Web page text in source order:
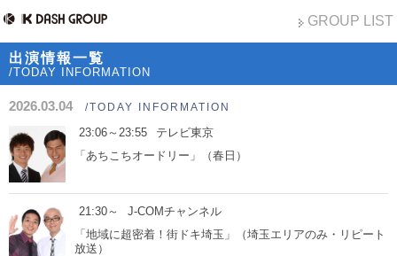
GROUP LIST
出演情報一覧
/TODAY INFORMATION
2026.03.04 /TODAY INFORMATION
23:06～23:55
テレビ東京
「あちこちオードリー」（春日）
21:30～
J-COMチャンネル
「地域に超密着！街ドキ埼玉」（埼玉エリアのみ・リピート
放送）